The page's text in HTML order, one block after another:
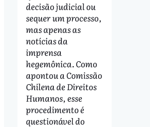
decisão judicial ou
sequer um processo,
mas apenas as
notícias da
imprensa
hegemônica. Como
apontou a Comissão
Chilena de Direitos
Humanos, esse
procedimento é
questionável do